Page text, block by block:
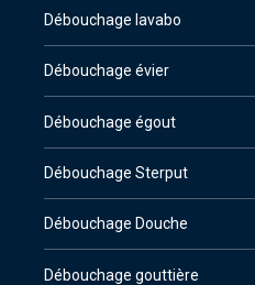
Débouchage lavabo
Débouchage évier
Débouchage égout
Débouchage Sterput
Débouchage Douche
Débouchage gouttière